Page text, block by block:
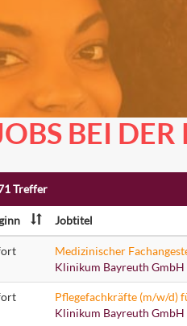
BEI
Treffer
Jobtitel
Klinikum Bayreuth GmbH
Pflegefachkräfte (m/w/d)
Klinikum Bayreuth GmbH